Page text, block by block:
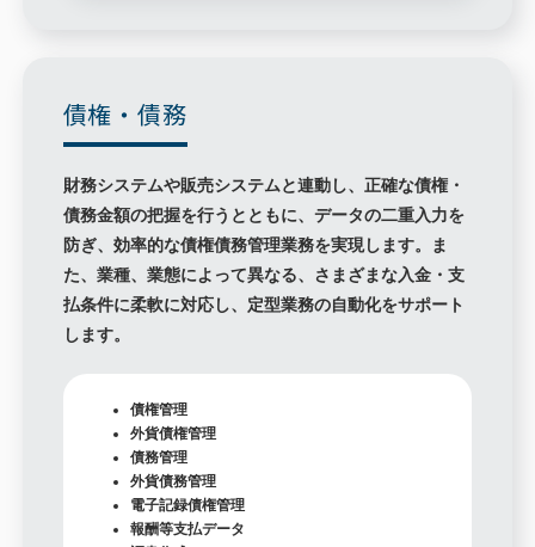
債権・債務
財務システムや販売システムと連動し、正確な債権・
債務金額の把握を行うとともに、データの二重入力を
防ぎ、効率的な債権債務管理業務を実現します。ま
た、業種、業態によって異なる、さまざまな入金・支
払条件に柔軟に対応し、定型業務の自動化をサポート
します。
債権管理
外貨債権管理
債務管理
外貨債務管理
電子記録債権管理
報酬等支払データ